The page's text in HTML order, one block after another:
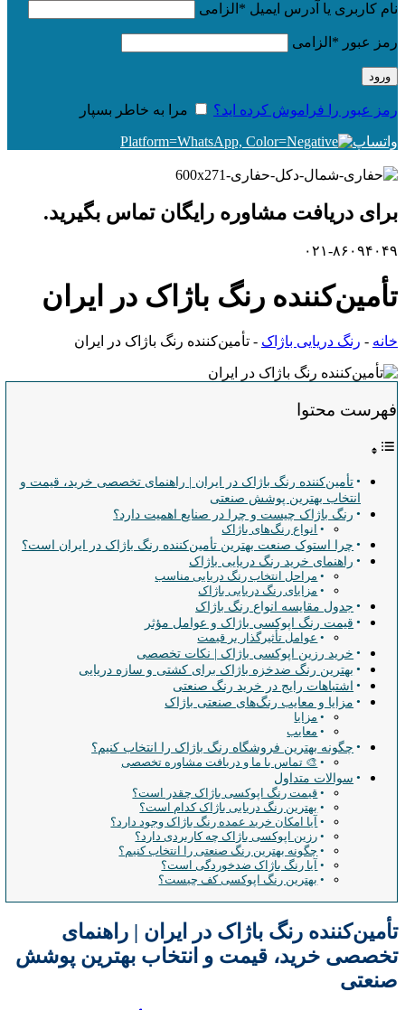
نام کاربری یا آدرس ایمیل * الزامی
رمز عبور * الزامی
ورود
رمز عبور را فراموش کرده اید؟ مرا به خاطر بسپار
واتساپ
برای دریافت مشاوره رایگان تماس بگیرید.
۰۲۱-۸۶۰۹۴۰۴۹
تأمین‌کننده رنگ باژاک در ایران
خانه - رنگ دریایی باژاک - تأمین‌کننده رنگ باژاک در ایران
فهرست محتوا
تأمین‌کننده رنگ باژاک در ایران | راهنمای تخصصی خرید، قیمت و
انتخاب بهترین پوشش صنعتی
رنگ باژاک چیست و چرا در صنایع اهمیت دارد؟
انواع رنگ‌های باژاک
چرا استوک صنعت بهترین تأمین‌کننده رنگ باژاک در ایران است؟
راهنمای خرید رنگ دریایی باژاک
مراحل انتخاب رنگ دریایی مناسب
مزایای رنگ دریایی باژاک
جدول مقایسه انواع رنگ باژاک
قیمت رنگ اپوکسی باژاک و عوامل مؤثر
عوامل تأثیرگذار بر قیمت
خرید رزین اپوکسی باژاک | نکات تخصصی
بهترین رنگ ضدخزه باژاک برای کشتی و سازه دریایی
اشتباهات رایج در خرید رنگ صنعتی
مزایا و معایب رنگ‌های صنعتی باژاک
مزایا
معایب
چگونه بهترین فروشگاه رنگ باژاک را انتخاب کنیم؟
🎨 تماس با ما و دریافت مشاوره تخصصی
سوالات متداول
قیمت رنگ اپوکسی باژاک چقدر است؟
بهترین رنگ دریایی باژاک کدام است؟
آیا امکان خرید عمده رنگ باژاک وجود دارد؟
رزین اپوکسی باژاک چه کاربردی دارد؟
چگونه بهترین رنگ صنعتی را انتخاب کنیم؟
آیا رنگ باژاک ضدخوردگی است؟
بهترین رنگ اپوکسی کف چیست؟
تأمین‌کننده رنگ باژاک در ایران | راهنمای
تخصصی خرید، قیمت و انتخاب بهترین پوشش
صنعتی